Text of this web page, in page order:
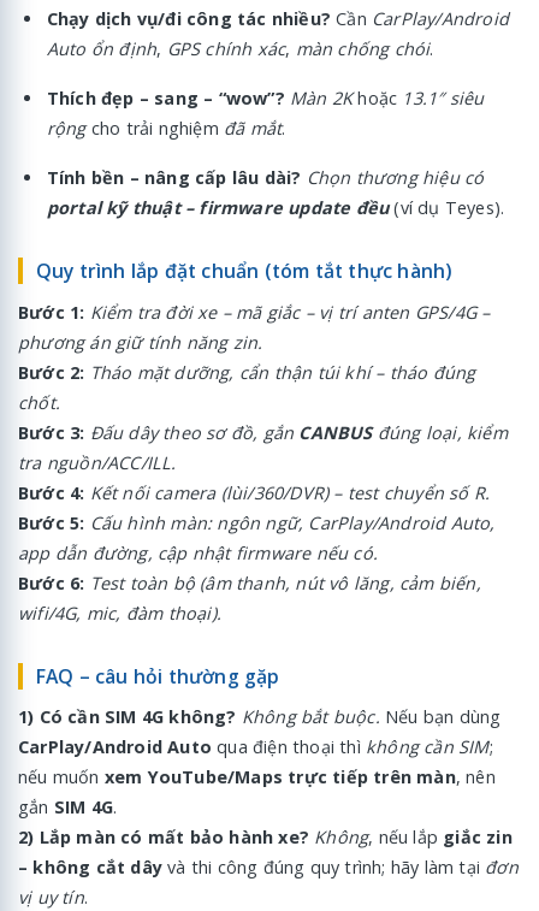
Chạy dịch vụ/đi công tác nhiều? Cần CarPlay/Android
Auto ổn định, GPS chính xác, màn chống chói.
Thích đẹp – sang – “wow”? Màn 2Khoặc 13.1″ siêu
rộngcho trải nghiệm đã mắt.
Tính bền – nâng cấp lâu dài? Chọn thương hiệu có
portal kỹ thuật – firmware update đều(ví dụ Teyes).
Quy trình lắp đặt chuẩn (tóm tắt thực hành)
Bước 1: Kiểm tra đời xe – mã giắc – vị trí anten GPS/4G –
phương án giữ tính năng zin.
Bước 2: Tháo mặt dưỡng, cẩn thận túi khí – tháo đúng
chốt.
Bước 3: Đấu dây theo sơ đồ, gắn CANBUSđúng loại, kiểm
tra nguồn/ACC/ILL.
Bước 4: Kết nối camera (lùi/360/DVR) – test chuyển số R.
Bước 5: Cấu hình màn: ngôn ngữ, CarPlay/Android Auto,
app dẫn đường, cập nhật firmware nếu có.
Bước 6: Test toàn bộ (âm thanh, nút vô lăng, cảm biến,
wifi/4G, mic, đàm thoại).
FAQ – câu hỏi thường gặp
1) Có cần SIM 4G không? Không bắt buộc. Nếu bạn dùng
CarPlay/Android Auto qua điện thoại thì không cần SIM;
nếu muốn xem YouTube/Maps trực tiếp trên màn, nên
gắn SIM 4G.
2) Lắp màn có mất bảo hành xe? Không, nếu lắp giắc zin
– không cắt dây và thi công đúng quy trình; hãy làm tại đơn
vị uy tín.